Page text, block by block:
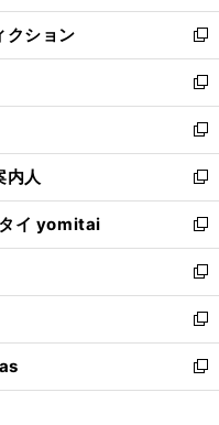
開
く
ウ
で
開
く
ン
ド
ウ
で
開
く
ウ
ィ
ン
ド
ウ
で
開
く
クション
新
し
い
ウ
ィ
ン
ド
ウ
で
開
く
新
し
い
ウ
ィ
ン
ド
ウ
で
開
く
新
し
い
ウ
ィ
ン
ド
ウ
で
開
く
内人
新
し
い
ウ
ィ
ン
ド
ウ
で
開
イ yomitai
新
し
い
ウ
ィ
ン
ド
ウ
新
し
い
ウ
ィ
ン
新
し
い
ウ
新
し